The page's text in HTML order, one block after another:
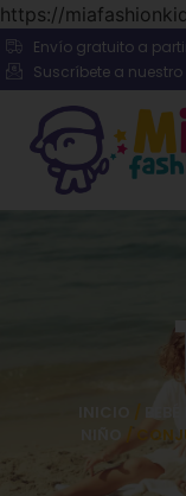
https://
Envío gratuito a
Suscríbete a nuestro
/
/